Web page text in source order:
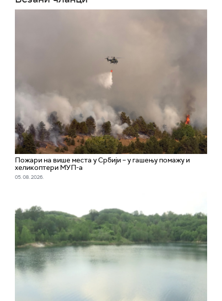
Пожари на више места у Србији – у гашењу помажу и
хеликоптери МУП-а
05. 08. 2026.